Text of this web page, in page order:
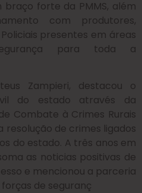
braço forte da PMMS, além
com produtores,
presentes em áreas
para toda a
Zampieri, destacou o
do estado através da
Combate à Crimes Rurais
resolução de crimes ligados
do estado. A três anos em
as noticias positivas de
e mencionou a parceria
de seguranç